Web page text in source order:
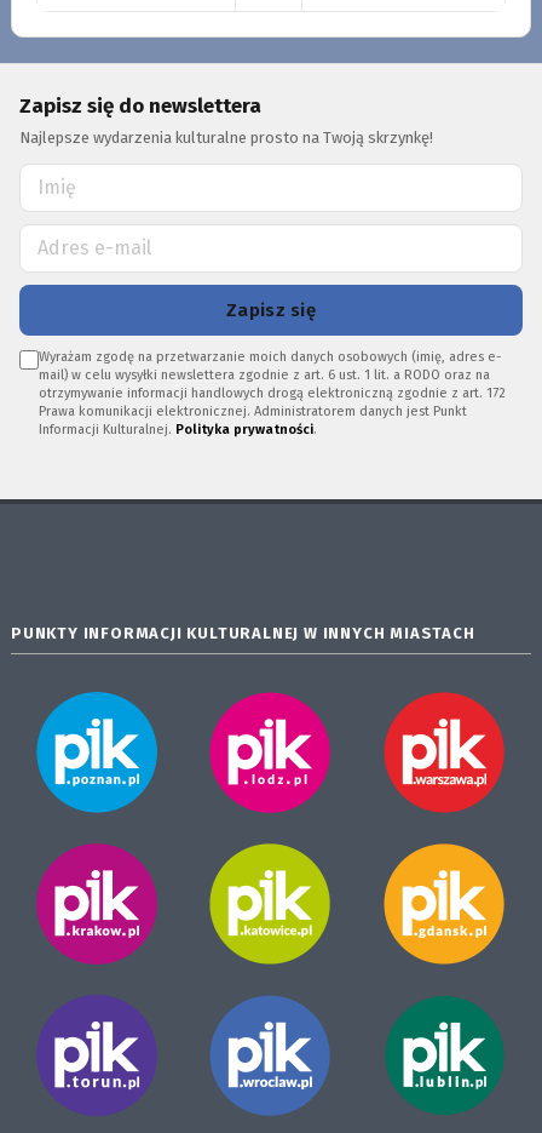
Zapisz się do newslettera
Najlepsze wydarzenia kulturalne prosto na Twoją skrzynkę!
Zapisz się
Wyrażam zgodę na przetwarzanie moich danych osobowych (imię, adres e-
mail) w celu wysyłki newslettera zgodnie z art. 6 ust. 1 lit. a RODO oraz na
otrzymywanie informacji handlowych drogą elektroniczną zgodnie z art. 172
Prawa komunikacji elektronicznej. Administratorem danych jest Punkt
Informacji Kulturalnej. Polityka prywatności.
PUNKTY INFORMACJI KULTURALNEJ W INNYCH MIASTACH